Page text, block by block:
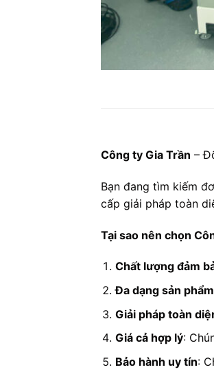
Công ty Gia Trần –
Bạn đang tìm kiếm
cấp giải pháp toàn
Tại sao nên chọn
Chất lượng đảm
Đa dạng sản phẩm
Giải pháp toàn
Giá cả hợp lý:
Bảo hành uy tín: